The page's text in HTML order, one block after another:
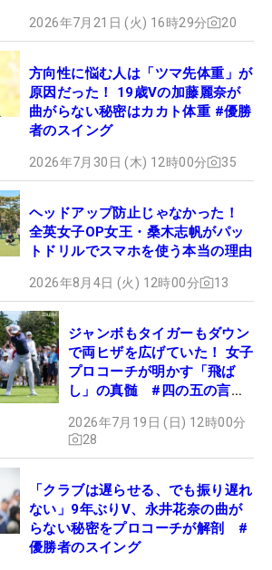
2026年7月21日 (火) 16時29分 20
方向性に悩む人は「ツマ先体重」が
原因だった！ 19歳Vの加藤麗奈が
曲がらない秘密はカカト体重 #優勝
者のスイング
2026年7月30日 (木) 12時00分 35
ヘッドアップ防止じゃなかった！
全英女子OP女王・桑木志帆がパッ
トドリルでスマホを使う本当の理由
2026年8月4日 (火) 12時00分 13
ジャンボもタイガーもダウン
で両ヒザを広げていた！ 女子
プロコーチが明かす「飛ば
し」の真髄 #四の五の言わ
2026年7月19日 (日) 12時00分
28
「クラブは遅らせる、でも振り遅れ
ない」9年ぶりV、永井花奈の曲が
らない秘密をプロコーチが解剖 #
優勝者のスイング